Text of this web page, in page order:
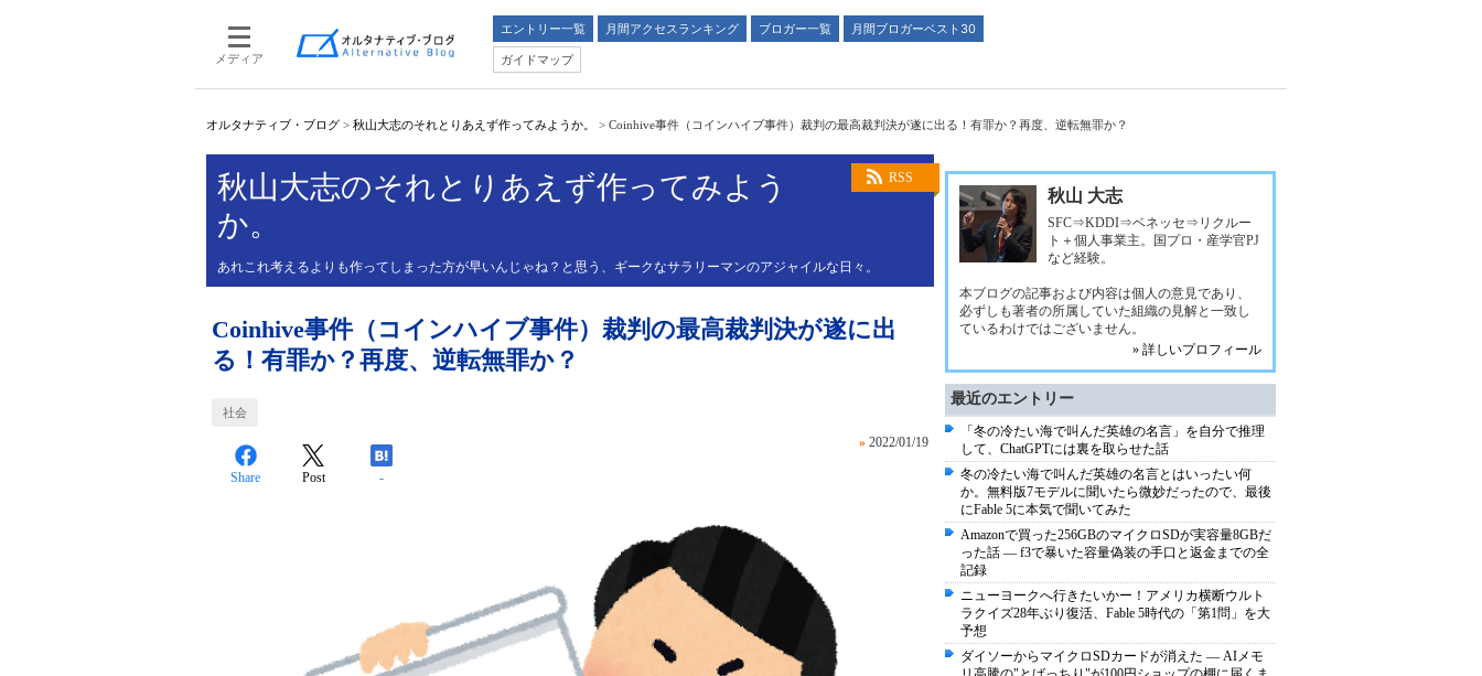
メディア
エントリー一覧 月間アクセスランキング ブロガー一覧
月間ブロガーベスト30
ガイドマップ
オルタナティブ・ブログ > 秋山大志のそれとりあえず作ってみようか。 > Coinhive事件（コインハイブ事件）裁判の最高裁判決が遂に出る！有罪か？再度、逆転無罪か？
RSS
秋山大志のそれとりあえず作ってみよう
か。
あれこれ考えるよりも作ってしまった方が早いんじゃね？と思う、ギークなサラリーマンのアジャイルな日々。
Coinhive事件（コインハイブ事件）裁判の最高裁判決が遂に出
る！有罪か？再度、逆転無罪か？
社会
» 2022/01/19
Share Post -
秋山 大志
SFC⇒KDDI⇒ベネッセ⇒リクルー
ト＋個人事業主。国プロ・産学官PJ
など経験。
本ブログの記事および内容は個人の意見であり、
必ずしも著者の所属していた組織の見解と一致し
ているわけではございません。
» 詳しいプロフィール
最近のエントリー
「冬の冷たい海で叫んだ英雄の名言」を自分で推理
して、ChatGPTには裏を取らせた話
冬の冷たい海で叫んだ英雄の名言とはいったい何
か。無料版7モデルに聞いたら微妙だったので、最後
にFable 5に本気で聞いてみた
Amazonで買った256GBのマイクロSDが実容量8GBだ
った話 ― f3で暴いた容量偽装の手口と返金までの全
記録
ニューヨークへ行きたいかー！アメリカ横断ウルト
ラクイズ28年ぶり復活、Fable 5時代の「第1問」を大
予想
ダイソーからマイクロSDカードが消えた ― AIメモ